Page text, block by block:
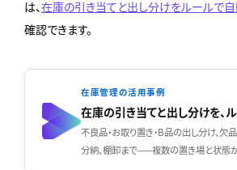
は、在庫の引き当てと出し分けをルールで
確認できます。
在庫管理の活用事例
不良品・お取り置き・B品の出し分け、欠
分納、棚卸まで——複数の置き場と状態